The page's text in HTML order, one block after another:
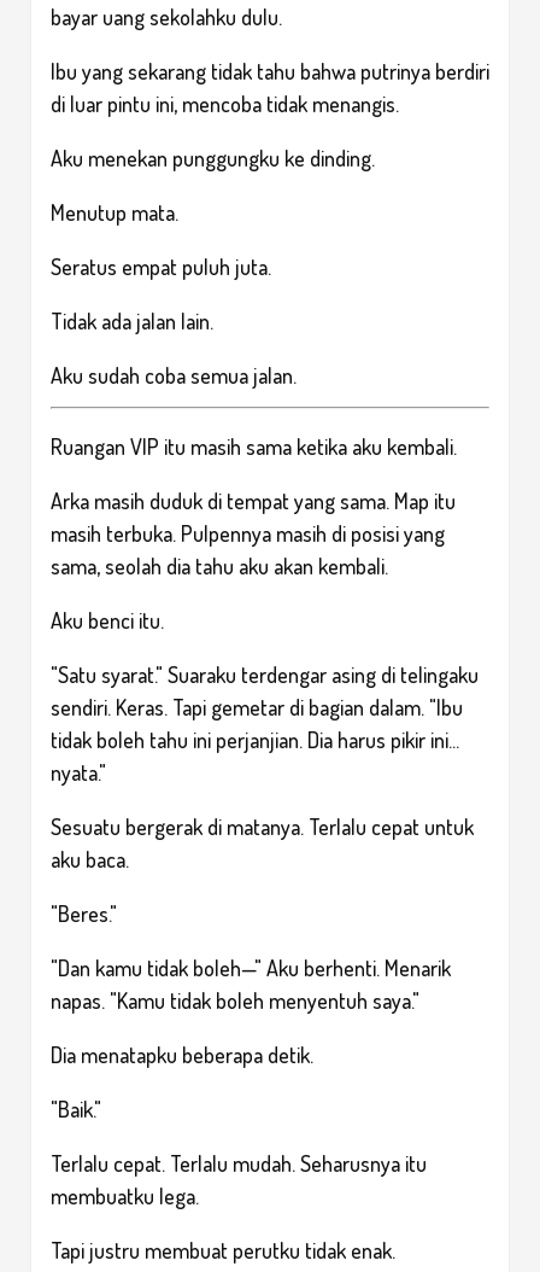
bayar uang sekolahku dulu.
Ibu yang sekarang tidak tahu bahwa putrinya berdiri
di luar pintu ini, mencoba tidak menangis.
Aku menekan punggungku ke dinding.
Menutup mata.
Seratus empat puluh juta.
Tidak ada jalan lain.
Aku sudah coba semua jalan.
Ruangan VIP itu masih sama ketika aku kembali.
Arka masih duduk di tempat yang sama. Map itu
masih terbuka. Pulpennya masih di posisi yang
sama, seolah dia tahu aku akan kembali.
Aku benci itu.
"Satu syarat." Suaraku terdengar asing di telingaku
sendiri. Keras. Tapi gemetar di bagian dalam. "Ibu
tidak boleh tahu ini perjanjian. Dia harus pikir ini...
nyata."
Sesuatu bergerak di matanya. Terlalu cepat untuk
aku baca.
"Beres."
"Dan kamu tidak boleh—" Aku berhenti. Menarik
napas. "Kamu tidak boleh menyentuh saya."
Dia menatapku beberapa detik.
"Baik."
Terlalu cepat. Terlalu mudah. Seharusnya itu
membuatku lega.
Tapi justru membuat perutku tidak enak.